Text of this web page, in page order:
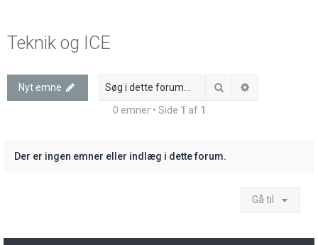
Teknik og ICE
Nyt emne Søg
0 emner • Side 1 af 1
Der er ingen emner eller indlæg i dette forum.
Gå til